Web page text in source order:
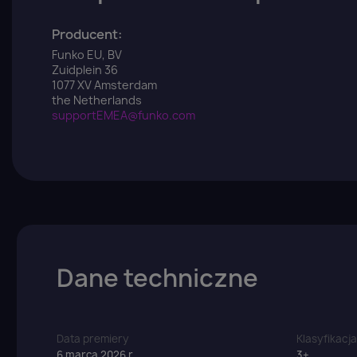
Producent:
Funko EU, BV
Zuidplein 36
1077 XV Amsterdam
the Netherlands
supportEMEA@funko.com
Dane techniczne
Data premiery